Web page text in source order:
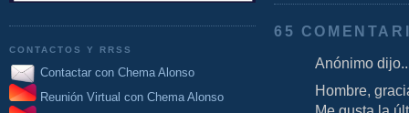
CONTACTOS Y RRSS
Contactar con Chema Alonso
Reunión Virtual con Chema Alonso
65
Anónimo
Hombre,